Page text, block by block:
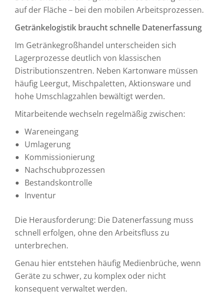
auf der Fläche – bei den mobilen Arbeitsprozessen.
Getränkelogistik braucht schnelle Datenerfassung
Im Getränkegroßhandel unterscheiden sich
Lagerprozesse deutlich von klassischen
Distributionszentren. Neben Kartonware müssen
häufig Leergut, Mischpaletten, Aktionsware und
hohe Umschlagzahlen bewältigt werden.
Mitarbeitende wechseln regelmäßig zwischen:
Wareneingang
Umlagerung
Kommissionierung
Nachschubprozessen
Bestandskontrolle
Inventur
Die Herausforderung: Die Datenerfassung muss
schnell erfolgen, ohne den Arbeitsfluss zu
unterbrechen.
Genau hier entstehen häufig Medienbrüche, wenn
Geräte zu schwer, zu komplex oder nicht
konsequent verwaltet werden.